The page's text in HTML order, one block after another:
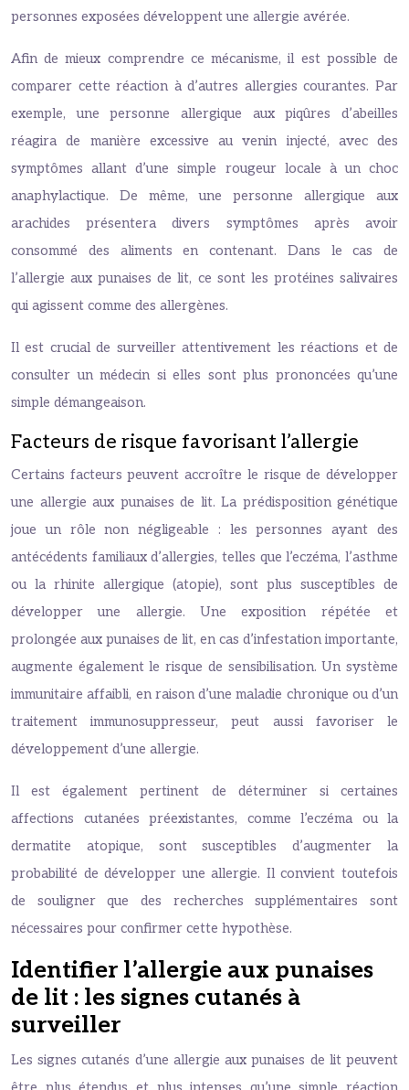
personnes exposées développent une allergie avérée.
Afin de mieux comprendre ce mécanisme, il est possible de
comparer cette réaction à d’autres allergies courantes. Par
exemple, une personne allergique aux piqûres d’abeilles
réagira de manière excessive au venin injecté, avec des
symptômes allant d’une simple rougeur locale à un choc
anaphylactique. De même, une personne allergique aux
arachides présentera divers symptômes après avoir
consommé des aliments en contenant. Dans le cas de
l’allergie aux punaises de lit, ce sont les protéines salivaires
qui agissent comme des allergènes.
Il est crucial de surveiller attentivement les réactions et de
consulter un médecin si elles sont plus prononcées qu’une
simple démangeaison.
Facteurs de risque favorisant l’allergie
Certains facteurs peuvent accroître le risque de développer
une allergie aux punaises de lit. La prédisposition génétique
joue un rôle non négligeable : les personnes ayant des
antécédents familiaux d’allergies, telles que l’eczéma, l’asthme
ou la rhinite allergique (atopie), sont plus susceptibles de
développer une allergie. Une exposition répétée et
prolongée aux punaises de lit, en cas d’infestation importante,
augmente également le risque de sensibilisation. Un système
immunitaire affaibli, en raison d’une maladie chronique ou d’un
traitement immunosuppresseur, peut aussi favoriser le
développement d’une allergie.
Il est également pertinent de déterminer si certaines
affections cutanées préexistantes, comme l’eczéma ou la
dermatite atopique, sont susceptibles d’augmenter la
probabilité de développer une allergie. Il convient toutefois
de souligner que des recherches supplémentaires sont
nécessaires pour confirmer cette hypothèse.
Identifier l’allergie aux punaises
de lit : les signes cutanés à
surveiller
Les signes cutanés d’une allergie aux punaises de lit peuvent